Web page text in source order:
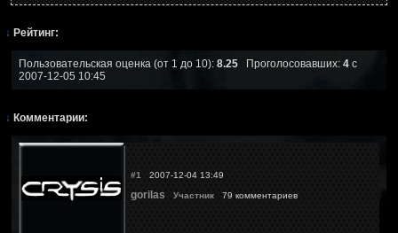
↓ Рейтинг:
Пользовательская оценка (от 1 до 10): 8.25 Проголосовавших: 4 с
2007-12-05 10:45
↓ Комментарии:
#1 2007-12-04 13:49
gorilas Участник 79 комментариев